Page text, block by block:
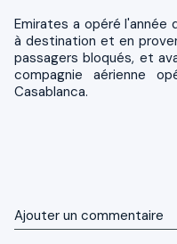
Emirates a opéré l'année
à destination et en
passagers bloqués, et
compagnie aérienne
Casablanca.
Ajouter un commentaire